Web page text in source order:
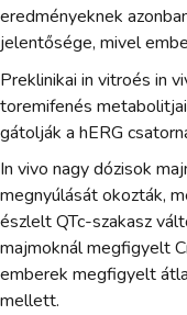
eredményeknek
jelentősége, mivel
Preklinikai in vitroés in
toremifenés
gátolják a hERG
In vivo nagy dózisok
megnyúlását okozták,
észlelt QTc-szakasz
majmoknál megfigyelt
emberek megfigyelt
mellett.